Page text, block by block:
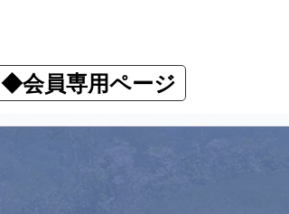
◆会員専用ページ